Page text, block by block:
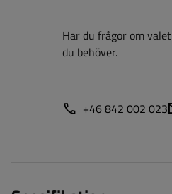
Har du frågor om
du behöver.
+46 842 002 023